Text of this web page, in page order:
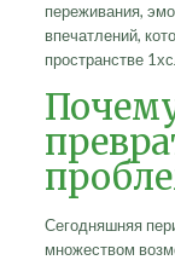
переживания,
впечатлений,
пространстве
Сегодняшняя
множеством